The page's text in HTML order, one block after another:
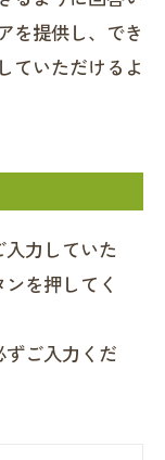
を提供し、でき
ていただけるよ
力していた
を押してく
ご入力くだ